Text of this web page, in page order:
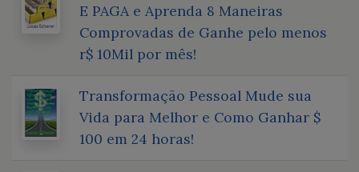
E PAGA e Aprenda 8 Maneiras
Comprovadas de Ganhe pelo menos
r$ 10Mil por mês!
Transformação Pessoal Mude sua
Vida para Melhor e Como Ganhar $
100 em 24 horas!